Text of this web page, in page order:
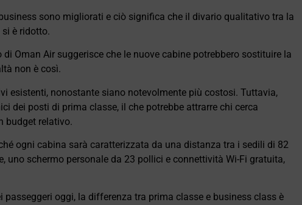
sono migliorati e ciò significa che il divario qualitativo tra la
è ridotto.
Oman Air suggerisce che le nuove cabine potrebbero sostituire la
non è così.
esistenti, nonostante siano notevolmente più costosi. Tuttavia,
dei posti di prima classe, il che potrebbe attrarre chi cerca
budget relativo.
ogni cabina sarà caratterizzata da una distanza tra i sedili di 82
uno schermo personale da 23 pollici e connettività Wi-Fi gratuita,
passeggeri oggi, la differenza tra prima classe e business class è